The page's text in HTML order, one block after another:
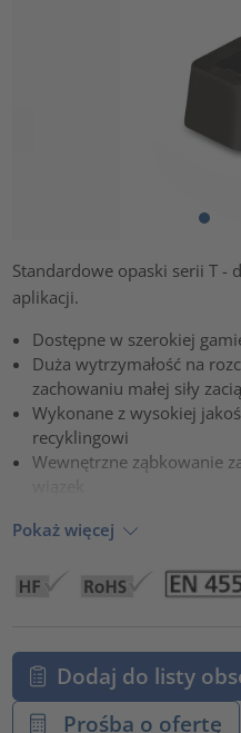
Standardowe opaski serii T -
aplikacji.
Dostępne w szerokiej
Duża wytrzymałość na
zachowaniu małej siły
Wykonane z wysokiej
recyklingowi
Wewnętrzne ząbkowanie
Pokaż więcej
Dodaj do listy
Prośba o ofertę